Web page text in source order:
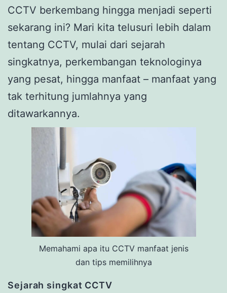
CCTV berkembang hingga menjadi seperti
sekarang ini? Mari kita telusuri lebih dalam
tentang CCTV, mulai dari sejarah
singkatnya, perkembangan teknologinya
yang pesat, hingga manfaat – manfaat yang
tak terhitung jumlahnya yang
ditawarkannya.
Memahami apa itu CCTV manfaat jenis
dan tips memilihnya
Sejarah singkat CCTV